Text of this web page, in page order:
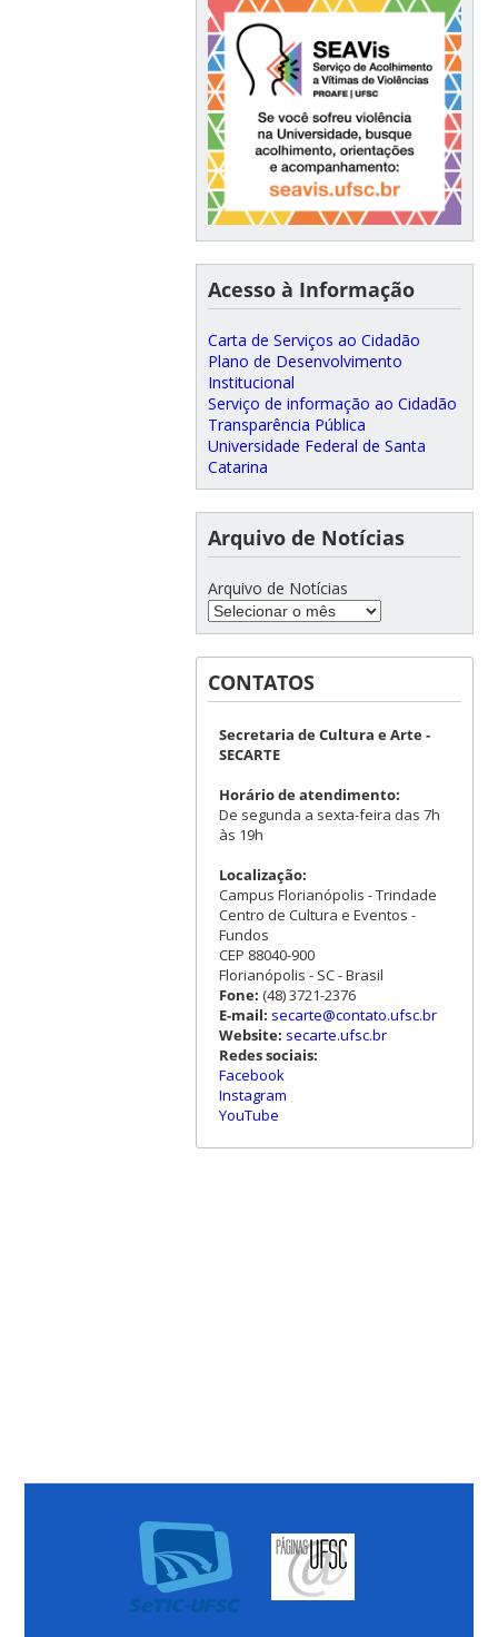
Acesso à Informação
Carta de Serviços ao Cidadão
Plano de Desenvolvimento
Institucional
Serviço de informação ao Cidadão
Transparência Pública
Universidade Federal de Santa
Catarina
Arquivo de Notícias
Arquivo de Notícias
CONTATOS
Secretaria de Cultura e Arte -
SECARTE
Horário de atendimento:
De segunda a sexta-feira das 7h
às 19h
Localização:
Campus Florianópolis - Trindade
Centro de Cultura e Eventos -
Fundos
CEP 88040-900
Florianópolis - SC - Brasil
Fone: (48) 3721-2376
E-mail: secarte@contato.ufsc.br
Website: secarte.ufsc.br
Redes sociais:
Facebook
Instagram
YouTube